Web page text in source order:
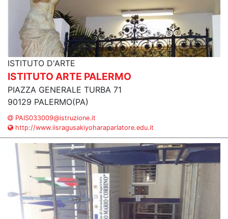
ISTITUTO D'ARTE
ISTITUTO ARTE PALERMO
PIAZZA GENERALE TURBA 71
90129 PALERMO(PA)
PAIS033009@istruzione.it
http://www.iisragusakiyoharaparlatore.edu.it